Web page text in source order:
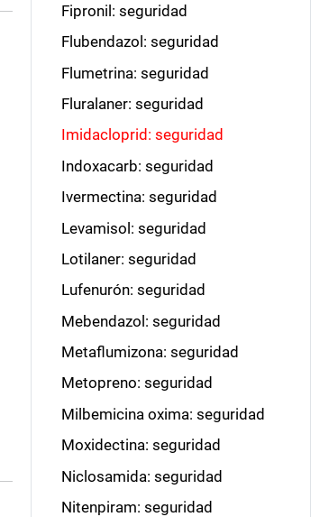
Fipronil: seguridad
Flubendazol: seguridad
Flumetrina: seguridad
Fluralaner: seguridad
Imidacloprid: seguridad
Indoxacarb: seguridad
Ivermectina: seguridad
Levamisol: seguridad
Lotilaner: seguridad
Lufenurón: seguridad
Mebendazol: seguridad
Metaflumizona: seguridad
Metopreno: seguridad
Milbemicina oxima: seguridad
Moxidectina: seguridad
Niclosamida: seguridad
Nitenpiram: seguridad